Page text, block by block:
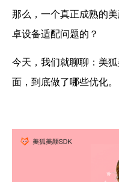
那么，一个真正成熟的
卓设备适配问题的？
今天，我们就聊聊：美
面，到底做了哪些优化。